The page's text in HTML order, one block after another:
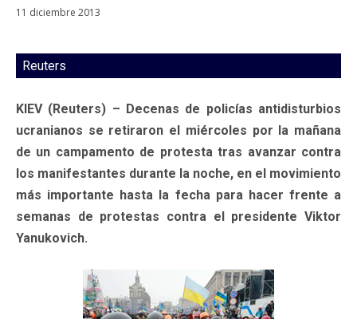
11 diciembre 2013
Reuters
KIEV (Reuters) – Decenas de policías antidisturbios
ucranianos se retiraron el miércoles por la mañana
de un campamento de protesta tras avanzar contra
los manifestantes durante la noche, en el movimiento
más importante hasta la fecha para hacer frente a
semanas de protestas contra el presidente Viktor
Yanukovich.